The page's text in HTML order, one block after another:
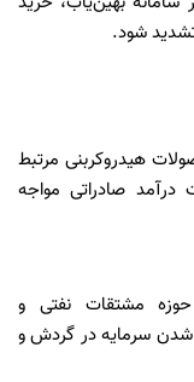
شود.
هیدروکربنی مرتبط
درآمد صادراتی مواجه
مشتقات نفتی و
شدن سرمایه در گردش و